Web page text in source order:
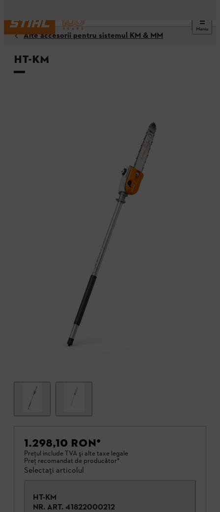
Meniu
Alte accesorii pentru sistemul KM & MM
HT-KM
1.298,10 RON*
Preţul include TVA şi alte taxe legale
Preţ recomandat de producător*
Selectați articolul
HT-KM
NR. ART. 41822000212